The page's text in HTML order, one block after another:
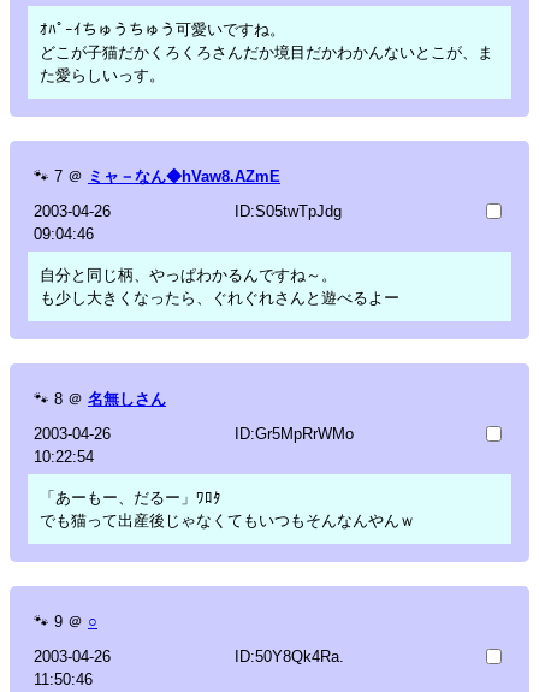
ｵﾊﾟｰｲちゅうちゅう可愛いですね。
どこが子猫だかくろくろさんだか境目だかわかんないとこが、ま
た愛らしいっす。
🐾 7 ＠ ミャ－なん◆hVaw8.AZmE
2003-04-26
09:04:46
ID:S05twTpJdg
自分と同じ柄、やっぱわかるんですね～。
も少し大きくなったら、ぐれぐれさんと遊べるよー
🐾 8 ＠ 名無しさん
2003-04-26
10:22:54
ID:Gr5MpRrWMo
「あーもー、だるー」ﾜﾛﾀ
でも猫って出産後じゃなくてもいつもそんなんやんｗ
🐾 9 ＠ ○
2003-04-26
11:50:46
ID:50Y8Qk4Ra.